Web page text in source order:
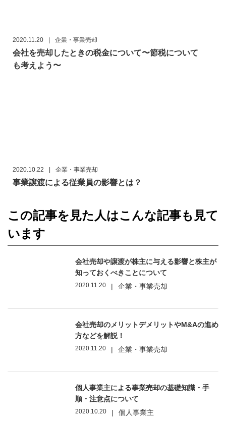
2020.11.20 企業・事業売却
会社を売却したときの税金について〜節税について
も考えよう〜
2020.10.22 企業・事業売却
事業譲渡による従業員の影響とは？
この記事を見た人はこんな記事も見て
います
会社売却や譲渡が株主に与える影響と株主が
知っておくべきことについて
2020.11.20 | 企業・事業売却
会社売却のメリットデメリットやM&Aの進め
方などを解説！
2020.11.20 | 企業・事業売却
個人事業主による事業売却の基礎知識・手
順・注意点について
2020.10.20 | 個人事業主